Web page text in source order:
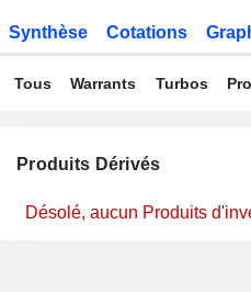
Synthèse Cotations
Tous Warrants Turbos
Produits Dérivés
Désolé, aucun Produits